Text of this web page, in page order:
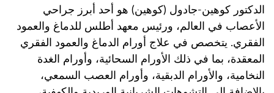
الدكتور كوهين-جادول (كوهين) هو أحد أبرز جراحي
الأعصاب في العالم، ورئيس معهد أطلس للدماغ والعمود
الفقري. يتخصص في علاج أورام الدماغ والعمود الفقري
المعقدة، بما في ذلك الأورام السحائية، وأورام الغدة
النخامية، والأورام الدبقية، وأورام العصب السمعي،